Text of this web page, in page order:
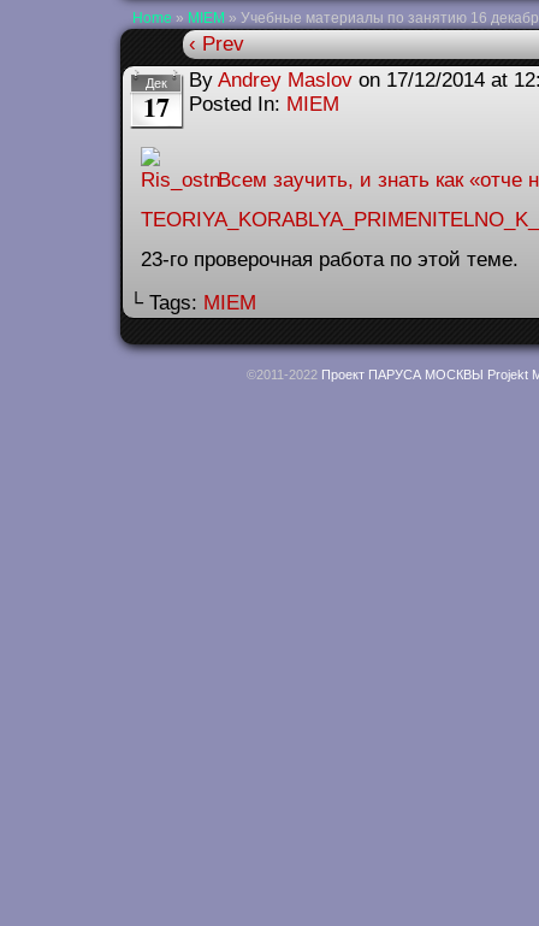
Home » MIEM » Учебные материалы по занятию 16
‹ Prev
Дек
17
By Andrey Maslov on 17/12/2014 at
Posted In: MIEM
Всем заучить, и знать как «отче
23-го проверочная работа по этой теме.
└ Tags: MIEM
©2011-2022 Проект ПАРУСА МОСКВЫ Projekt